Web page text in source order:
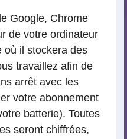
Google, Chrome
de votre ordinateur
où il stockera des
travaillez afin de
arrêt avec les
votre abonnement
batterie). Toutes
seront chiffrées,